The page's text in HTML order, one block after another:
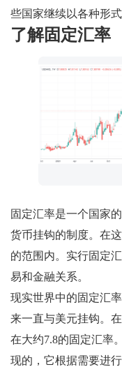
些国家继续以各种形
了解固定汇率
固定汇率是一个国家
货币挂钩的制度。在
的范围内。实行固定
易和金融关系。
现实世界中的固定汇
来一直与美元挂钩。
在大约7.8的固定汇率
现的，它根据需要进